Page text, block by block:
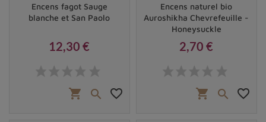
Encens fagot Sauge
blanche et San Paolo
12,30 €
shopping_cart  favorite_border
Encens naturel bio
Auroshikha Chevrefeuille -
Honeysuckle
2,70 €
shopping_cart  favorite_border